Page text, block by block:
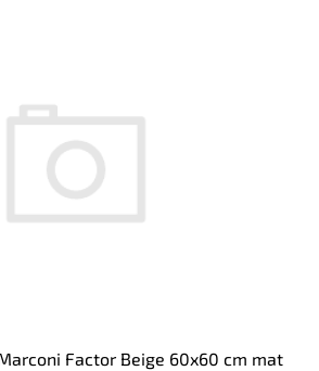
Factor Beige 60x60 cm mat